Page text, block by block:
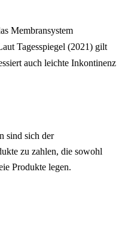
Membransystem
Tagesspiegel (2021) gilt
auch leichte Inkontinenz
sind sich der
zu zahlen, die sowohl
Produkte legen.